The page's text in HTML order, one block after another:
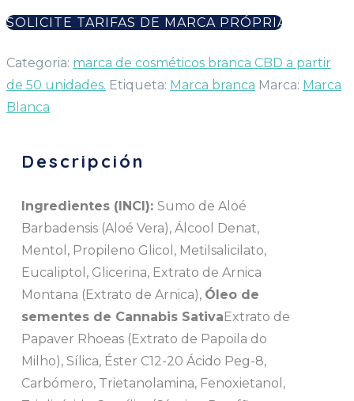
SOLICITE TARIFAS DE MARCA PRÓPRIA
Categoria: marca de cosméticos branca CBD a partir
de 50 unidades. Etiqueta: Marca branca Marca: Marca
Blanca
Descripción
Ingredientes (INCI):Sumo de Aloé
Barbadensis (Aloé Vera), Álcool Denat,
Mentol, Propileno Glicol, Metilsalicilato,
Eucaliptol, Glicerina, Extrato de Arnica
Montana (Extrato de Arnica), Óleo de
sementes de Cannabis SativaExtrato de
Papaver Rhoeas (Extrato de Papoila do
Milho), Sílica, Éster C12-20 Ácido Peg-8,
Carbómero, Trietanolamina, Fenoxietanol,